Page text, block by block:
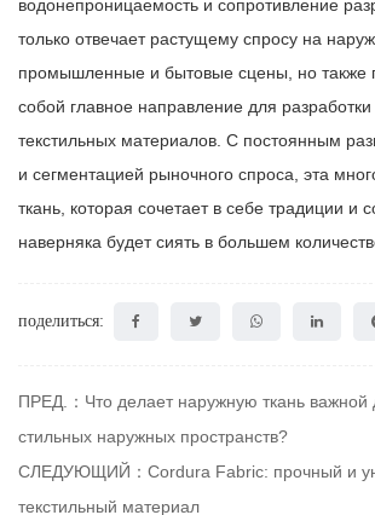
водонепроницаемость и сопротивление
только отвечает растущему спросу на
промышленные и бытовые сцены, но также
собой главное направление для
текстильных материалов. С постоянным
и сегментацией рыночного спроса, эта
ткань, которая сочетает в себе традиции и
наверняка будет сиять в большем
поделиться:
ПРЕД.：Что делает наружную ткань важной
стильных наружных пространств?
СЛЕДУЮЩИЙ：Cordura Fabric: прочный и
текстильный материал